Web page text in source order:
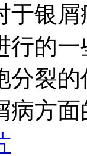
于银
行的
分裂
病方